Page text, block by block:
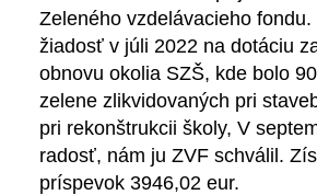
Zeleného vzdelávacieho
žiadosť v júli 2022 na dotáciu
obnovu okolia SZŠ, kde bolo
zelene zlikvidovaných pri
pri rekonštrukcii školy, V
radosť, nám ju ZVF schválil.
príspevok 3946,02 eur.